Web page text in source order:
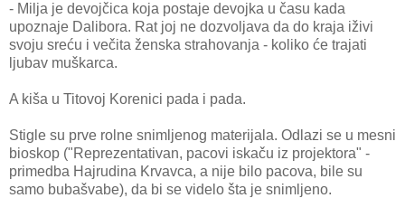
- Milja je devojčica koja postaje devojka u času kada
upoznaje Dalibora. Rat joj ne dozvoljava da do kraja iživi
svoju sreću i večita ženska strahovanja - koliko će trajati
ljubav muškarca.
A kiša u Titovoj Korenici pada i pada.
Stigle su prve rolne snimljenog materijala. Odlazi se u mesni
bioskop ("Reprezentativan, pacovi iskaču iz projektora" -
primedba Hajrudina Krvavca, a nije bilo pacova, bile su
samo bubašvabe), da bi se videlo šta je snimljeno.